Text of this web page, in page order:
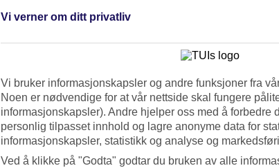
Vi verner om ditt privatliv
Vi bruker informasjonskapsler og andre funksjoner fra
Noen er nødvendige for at vår nettside skal fungere
informasjonskapsler). Andre hjelper oss med å forbedre
personlig tilpasset innhold og lagre anonyme data for
informasjonskapsler, statistikk og analyse og
Ved å klikke på "Godta" godtar du bruken av alle